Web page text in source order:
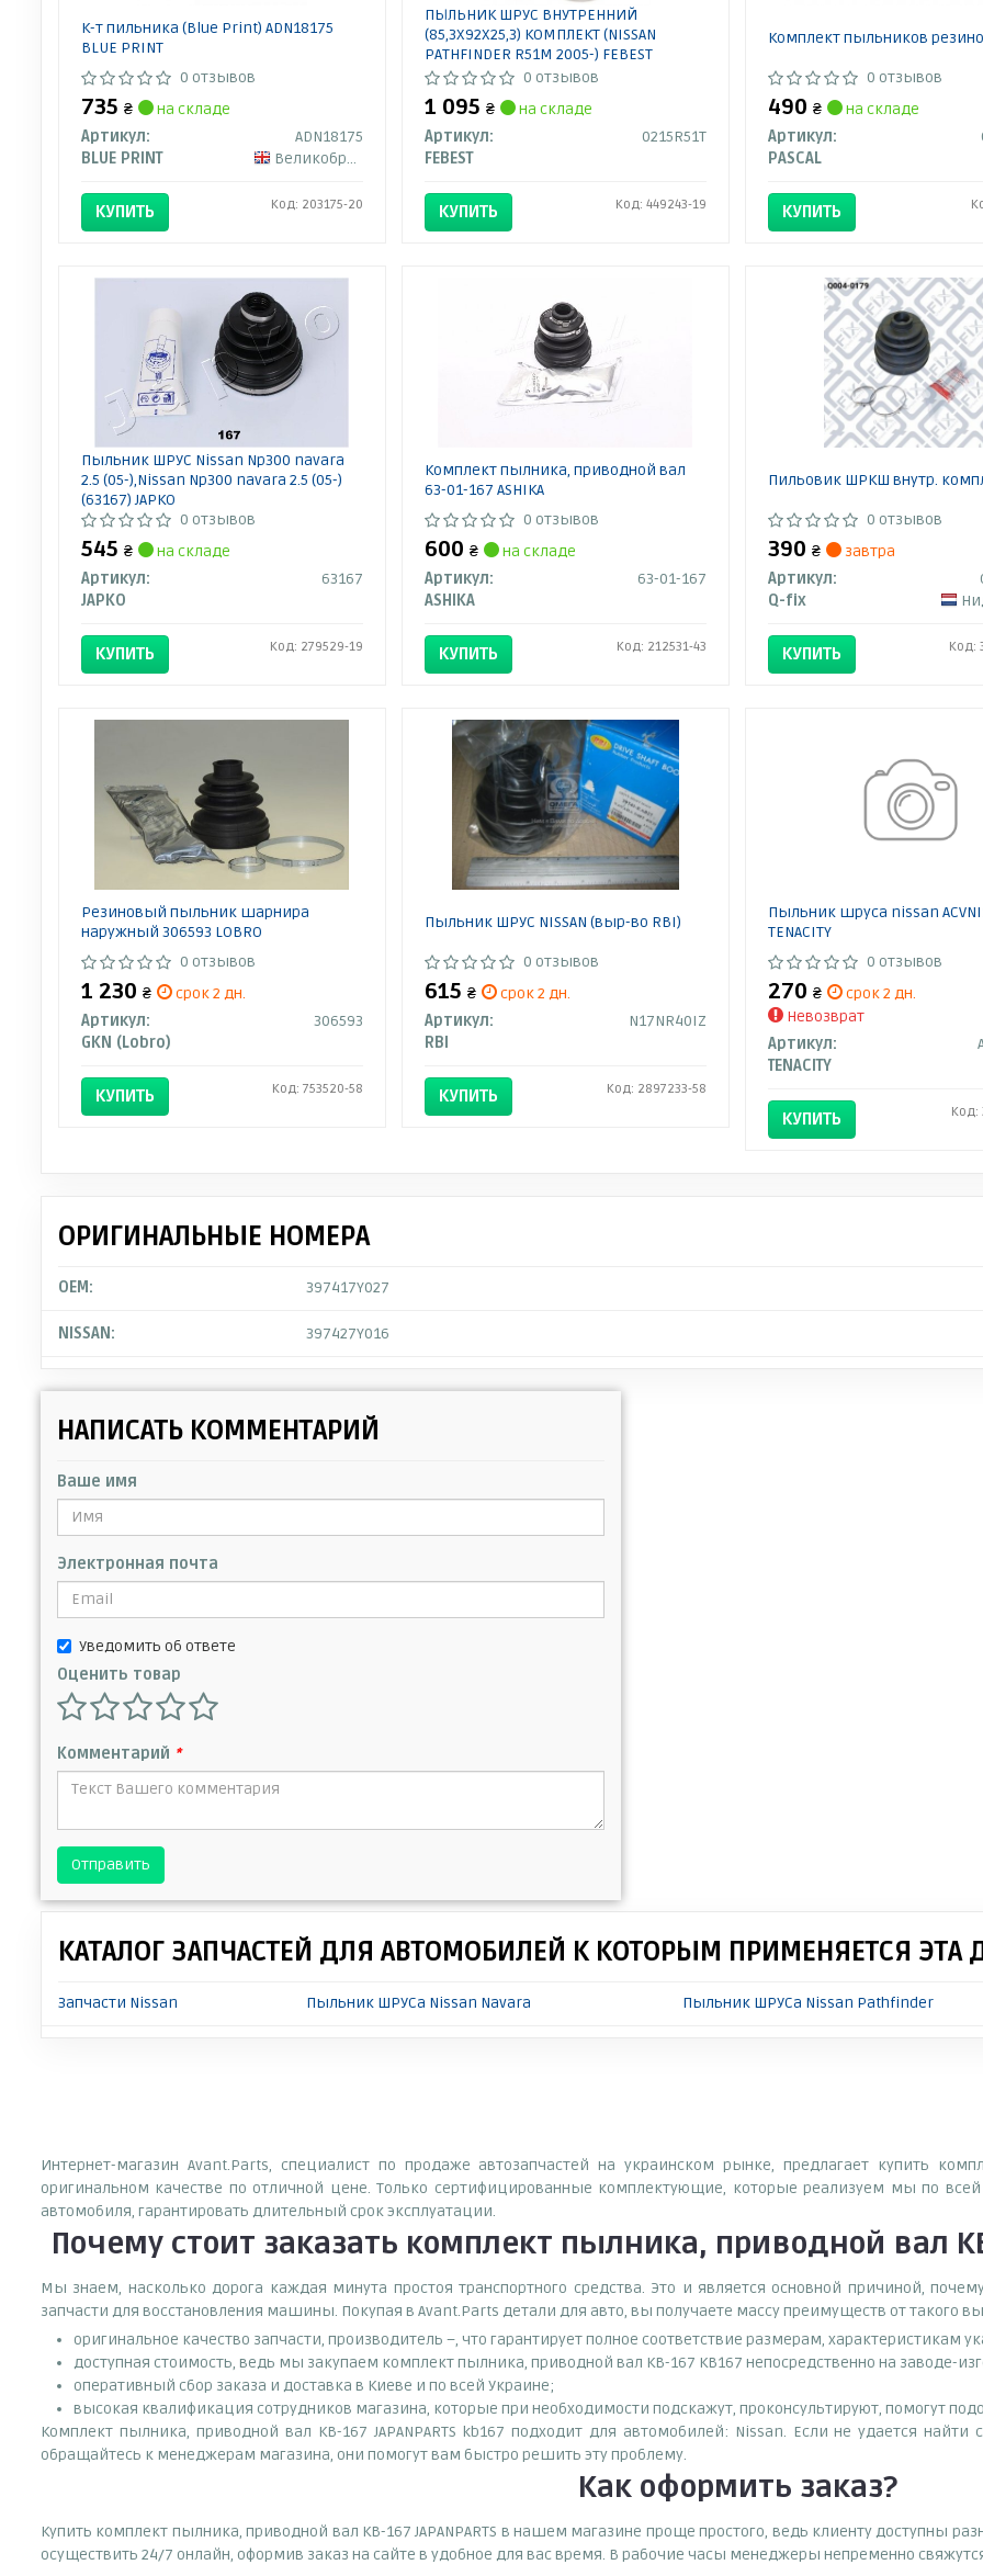
К-т пильника (Blue Print) ADN18175
BLUE PRINT
0 отзывов
735 ₴
на складе
Артикул:
ADN18175
BLUE PRINT
Великобритания
КУПИТЬ Код: 203175-20
ПЫЛЬНИК ШРУС ВНУТРЕННИЙ
(85,3X92X25,3) КОМПЛЕКТ (NISSAN
PATHFINDER R51M 2005-) FEBEST
0215R51T FEBEST0 отзывов
1 095 ₴
на складе
Артикул:
0215R51T
FEBEST
КУПИТЬ Код: 449243-19
Комплект пыльников
0 отзывов
490 ₴
на складе
Артикул:
PASCAL
КУПИТЬ
Пыльник ШРУС Nissan Np300 navara
2.5 (05-),Nissan Np300 navara 2.5 (05-)
(63167) JAPKO
0 отзывов
545 ₴
на складе
Артикул:
63167
JAPKO
КУПИТЬ Код: 279529-19
Комплект пылника, приводной вал
63-01-167 ASHIKA
0 отзывов
600 ₴
на складе
Артикул:
63-01-167
ASHIKA
КУПИТЬ Код: 212531-43
Пильовик ШРКШ внутр.
0 отзывов
390 ₴
завтра
Артикул:
Q-fix
КУПИТЬ Код:
Резиновый пыльник шарнира
наружный 306593 LOBRO
0 отзывов
1 230 ₴
срок 2 дн.
Артикул:
306593
GKN (Lobro)
КУПИТЬ Код: 753520-58
Пыльник ШРУС NISSAN (выр-во RBI)
0 отзывов
615 ₴
срок 2 дн.
Артикул:
N17NR40IZ
RBI
КУПИТЬ Код: 2897233-58
Пыльник шруса nissan
TENACITY
0 отзывов
270 ₴
срок 2 дн.
Невозврат
Артикул:
TENACITY
КУПИТЬ Код:
ОРИГИНАЛЬНЫЕ НОМЕРА
OEM: 397417Y027
NISSAN: 397427Y016
НАПИСАТЬ КОММЕНТАРИЙ
Ваше имя
Электронная почта
Уведомить об ответе
Оценить товар
Комментарий *
Отправить
КАТАЛОГ ЗАПЧАСТЕЙ ДЛЯ АВТОМОБИЛЕЙ К КОТОРЫМ ПРИМЕНЯЕТСЯ ЭТА
Запчасти Nissan Пыльник ШРУСа Nissan Navara Пыльник ШРУСа Nissan Pathfinder
Интернет-магазин Avant.Parts, специалист по продаже автозапчастей на украинском рынке, предлагает купить
оригинальном качестве по отличной цене. Только сертифицированные комплектующие, которые реализуем мы по всей
автомобиля, гарантировать длительный срок эксплуатации.
Почему стоит заказать комплект пылника, приводной вал KB-
Мы знаем, насколько дорога каждая минута простоя транспортного средства. Это и является основной причиной,
запчасти для восстановления машины. Покупая в Avant.Parts детали для авто, вы получаете массу преимуществ от такого
оригинальное качество запчасти, производитель –, что гарантирует полное соответствие размерам, характеристикам
доступная стоимость, ведь мы закупаем комплект пылника, приводной вал KB-167 KB167 непосредственно на заводе-
оперативный сбор заказа и доставка в Киеве и по всей Украине;
высокая квалификация сотрудников магазина, которые при необходимости подскажут, проконсультируют, помогут
Комплект пылника, приводной вал KB-167 JAPANPARTS kb167 подходит для автомобилей: Nissan. Если не удается
обращайтесь к менеджерам магазина, они помогут вам быстро решить эту проблему.
Как оформить заказ?
Купить комплект пылника, приводной вал KB-167 JAPANPARTS в нашем магазине проще простого, ведь клиенту доступны
осуществить 24/7 онлайн, оформив заказ на сайте в удобное для вас время. В рабочие часы менеджеры непременно